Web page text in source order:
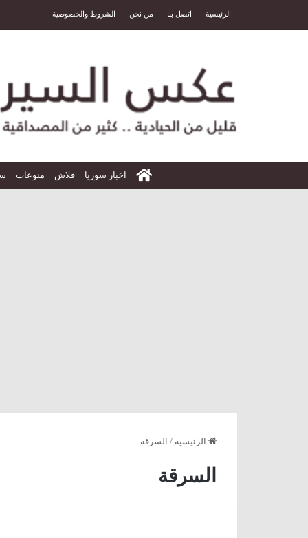
الرئيسية اتصل بنا من نحن الشروط والخصوصية
الرئيسية
اخبار سوريا فلاش منوعات
الرئيسية / السرقة
السرقة